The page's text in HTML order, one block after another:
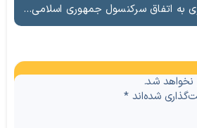
مردم ماکو، شوط، پلدشت و چالدران در مجلس و تعدادی از مسئولین منطقه از مجموعه درحال احداث سردخانه صنعتی سرمایه گذاری بخش خصوصی ه
نخواهد شد.
شده‌اند*